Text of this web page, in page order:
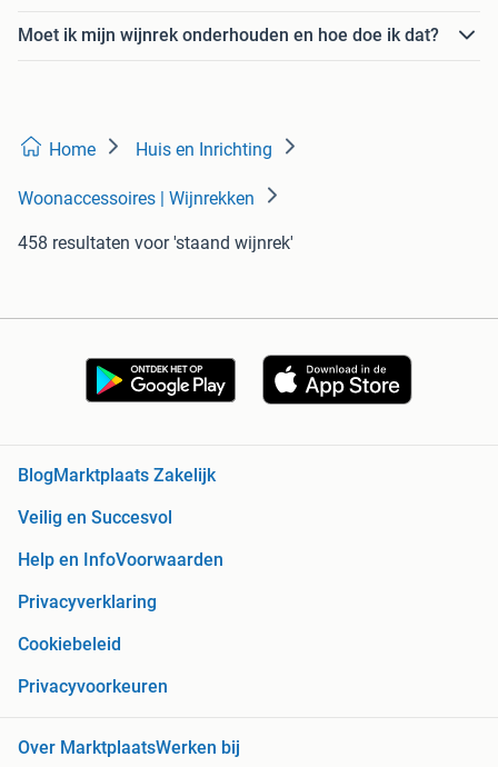
Moet ik mijn wijnrek onderhouden en hoe doe ik dat?
Home Huis en Inrichting
Woonaccessoires | Wijnrekken
458 resultaten voor 'staand wijnrek'
BlogMarktplaats Zakelijk
Veilig en Succesvol
Help en InfoVoorwaarden
Privacyverklaring
Cookiebeleid
Privacyvoorkeuren
Over MarktplaatsWerken bij